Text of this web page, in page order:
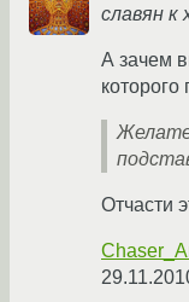
славян к
А зачем
Отчасти